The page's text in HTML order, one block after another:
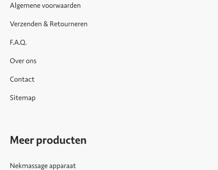
Algemene voorwaarden
Verzenden & Retourneren
F.A.Q.
Over ons
Contact
Sitemap
Meer producten
Nekmassage apparaat